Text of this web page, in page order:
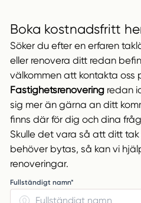
Boka kostnadsfritt
Söker du efter en erfaren
eller renovera ditt redan
välkommen att kontakta oss
Fastighetsrenoveringredan
sig mer än gärna an ditt
finns där för dig och dina
Skulle det vara så att ditt tak
behöver bytas, så kan vi
renoveringar.
Fullständigt namn*